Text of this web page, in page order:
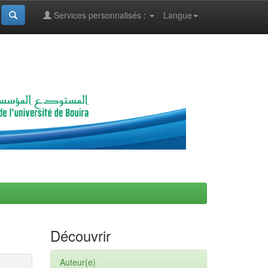
Langue
Services personnalisés :
Découvrir
Auteur(e)